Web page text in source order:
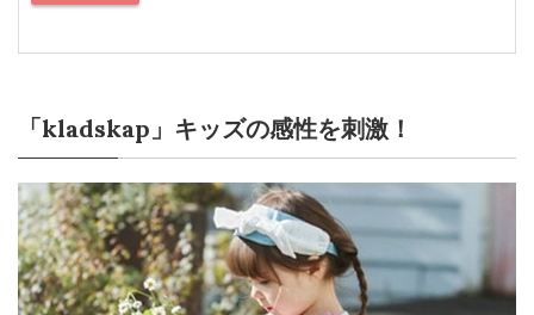
「kladskap」キッズの感性を刺激！